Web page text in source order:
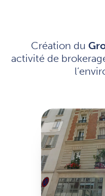
Création du
activité de